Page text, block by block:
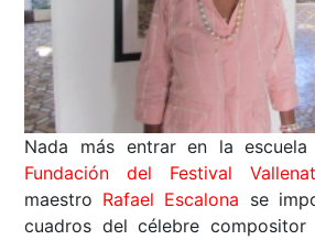
Nada más entrar en la
Fundación del Festival
maestro Rafael Escalona se
cuadros del célebre